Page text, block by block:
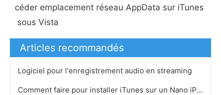
céder emplacement réseau AppData sur iTunes
sous Vista
Articles recommandés
Logiciel pour l'enregistrement audio en streaming
Comment faire pour installer iTunes sur un Nano iPod 5ème génération